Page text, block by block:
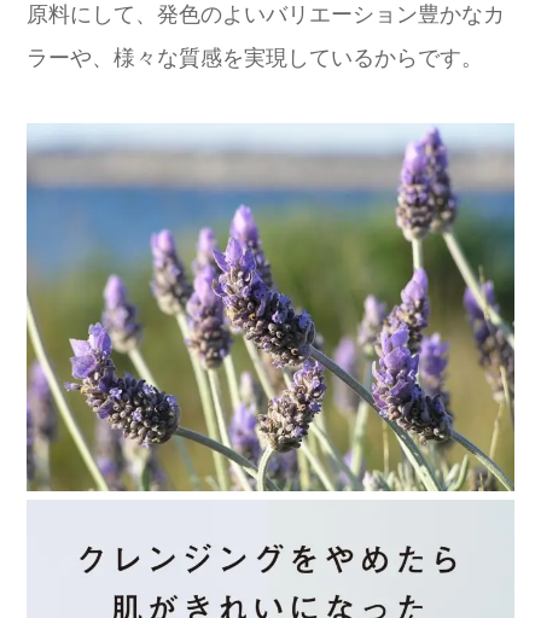
原料にして、発色のよいバリエーション豊かなカ
ラーや、様々な質感を実現しているからです。